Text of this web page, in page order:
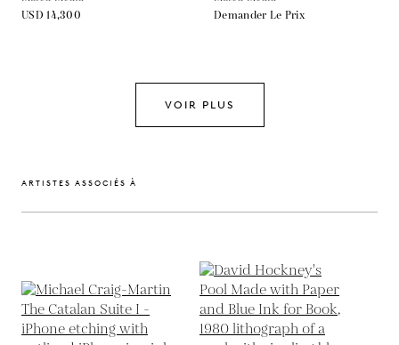
USD 14,300
Demander Le Prix
VOIR PLUS
ARTISTES ASSOCIÉS À